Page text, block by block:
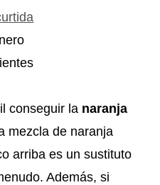
conseguir la naranja
mezcla de naranja
arriba es un sustituto
Además, si